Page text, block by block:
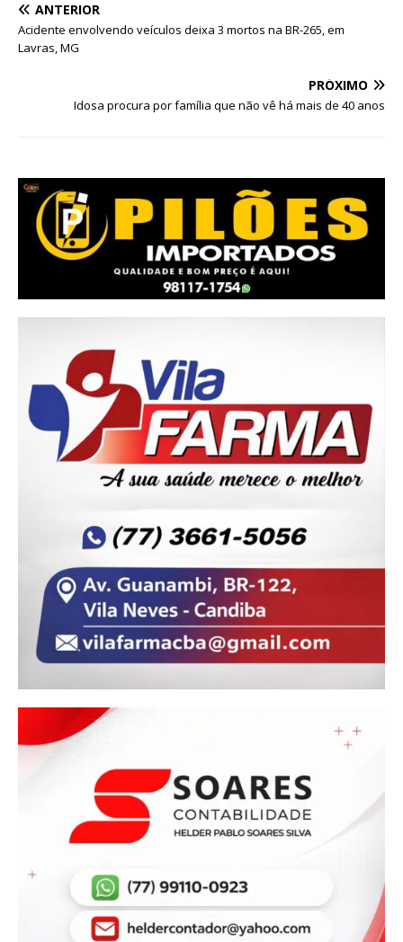
ANTERIOR
Acidente envolvendo veículos deixa 3 mortos na BR-265, em
Lavras, MG
PRÓXIMO
Idosa procura por família que não vê há mais de 40 anos